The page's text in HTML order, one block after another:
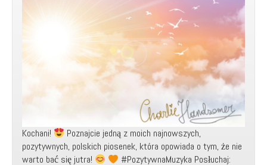
Kochani!
Poznajcie jedną z moich najnowszych,
pozytywnych, polskich piosenek, która opowiada o tym, że nie
warto bać się jutra!
#PozytywnaMuzyka Posłuchaj: